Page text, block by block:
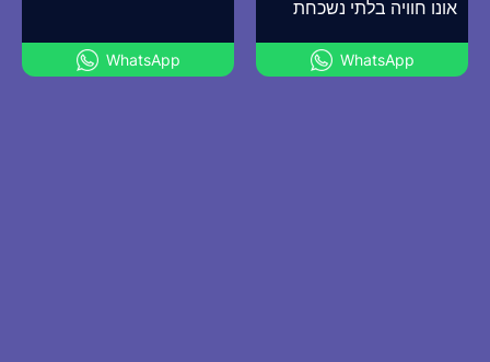
אונו חוויה בלתי נשכחת
WhatsApp
WhatsApp